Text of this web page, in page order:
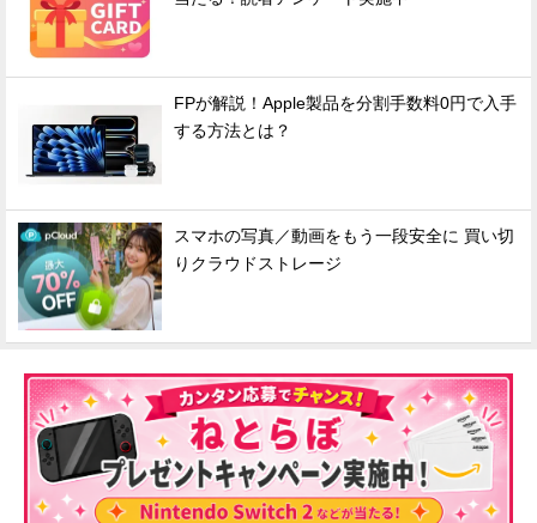
FPが解説！Apple製品を分割手数料0円で入手
する方法とは？
スマホの写真／動画をもう一段安全に 買い切
りクラウドストレージ